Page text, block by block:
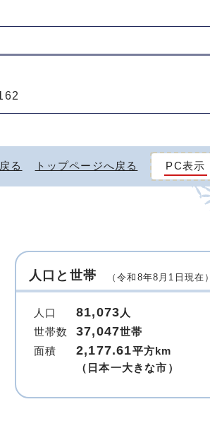
る トップページへ戻る PC表示
人口と世帯 （令和8年8月1日現在）
人口 81,073 人
世帯数
37,047世帯
面積
2,177.61平方km
（日本一大きな市）